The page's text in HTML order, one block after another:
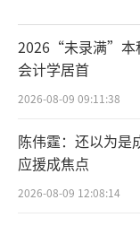
2026“未录满”本
会计学居首
2026-08-09 09:11:38
陈伟霆：还以为是
应援成焦点
2026-08-09 12:08:14